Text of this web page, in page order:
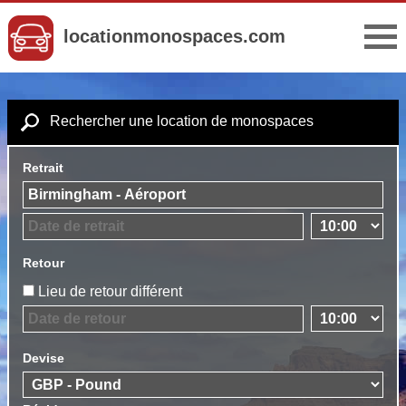
locationmonospaces.com
Rechercher une location de monospaces
Retrait
Retour
Lieu de retour différent
Devise